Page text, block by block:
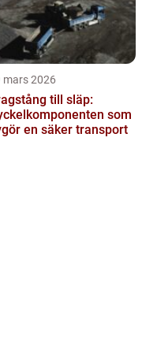
mars 2026
till släp:
som
en säker transport